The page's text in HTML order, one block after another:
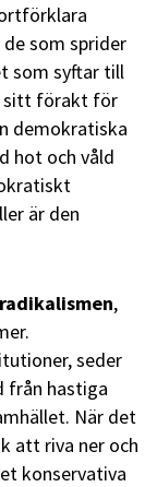
som sprider
som syftar till
sitt förakt för
demokratiska
hot och våld
är den
,
seder
från hastiga
När det
att riva ner och
konservativa